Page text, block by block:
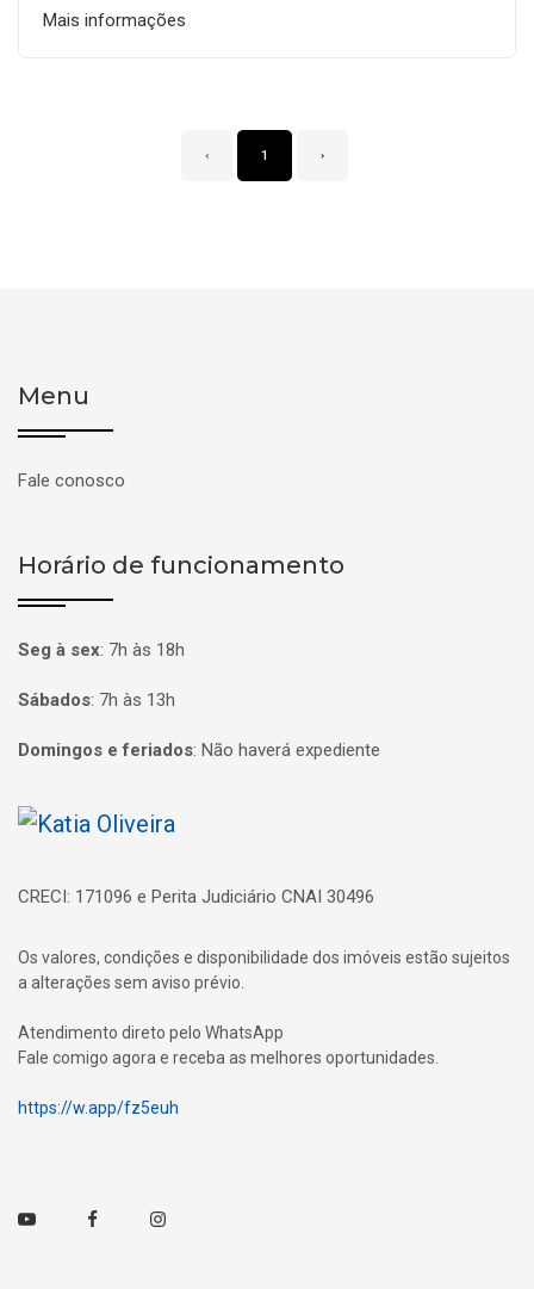
Mais informações
‹ 1 ›
Menu
Fale conosco
Horário de funcionamento
Seg à sex: 7h às 18h
Sábados: 7h às 13h
Domingos e feriados: Não haverá expediente
Página inicial
CRECI: 171096 e Perita Judiciário CNAI 30496
Os valores, condições e disponibilidade dos imóveis estão sujeitos
a alterações sem aviso prévio.
Atendimento direto pelo WhatsApp
Fale comigo agora e receba as melhores oportunidades.
https://w.app/fz5euh
Youtube FacebookInstagram